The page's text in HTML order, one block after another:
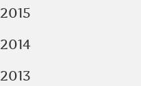
2015
2014
2013